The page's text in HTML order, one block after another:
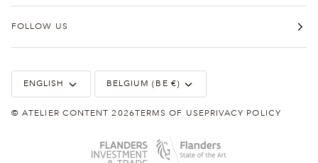
FOLLOW US
Language
ENGLISH Currency
BELGIUM (BE €)
©ATELIER CONTENT 2026TERMS OF USEPRIVACY POLICY